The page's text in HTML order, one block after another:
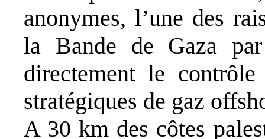
anonymes, l’une des
la Bande de Gaza
directement le
stratégiques de gaz
A 30 km des côtes